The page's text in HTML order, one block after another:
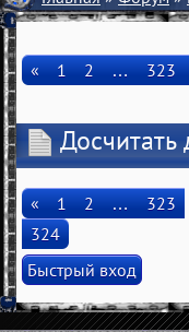
« 1 2 … 323
« 1 2 …
323
324